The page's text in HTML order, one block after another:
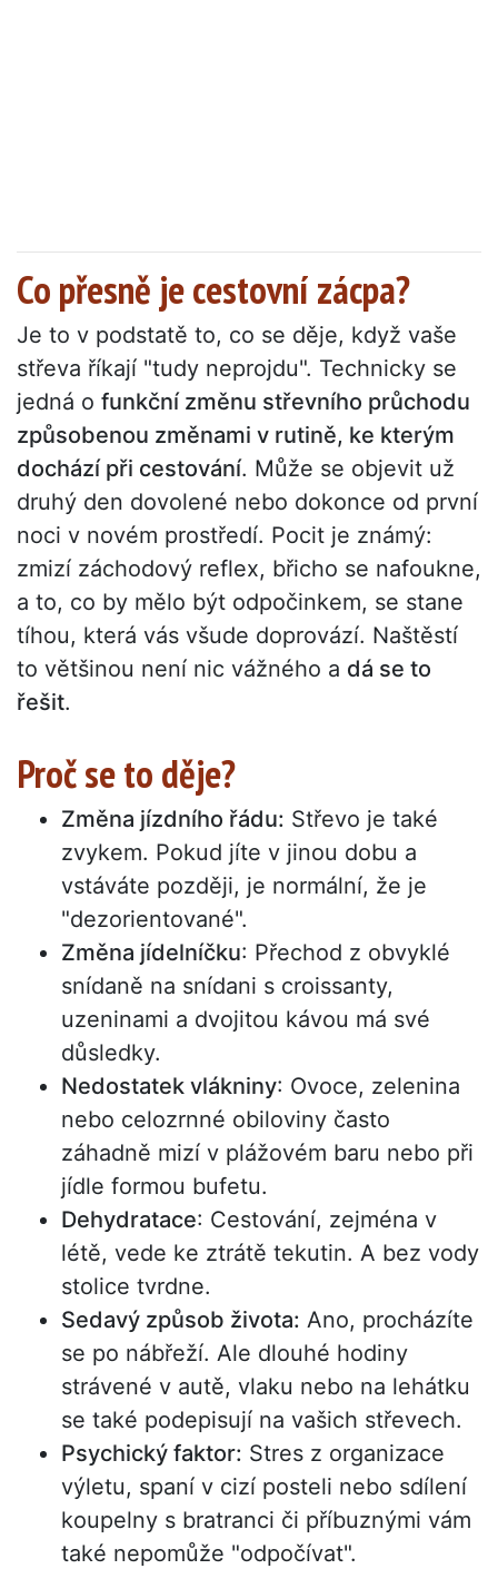
Co přesně je cestovní zácpa?
Je to v podstatě to, co se děje, když vaše
střeva říkají "tudy neprojdu". Technicky se
jedná o funkční změnu střevního průchodu
způsobenou změnami v rutině, ke kterým
dochází při cestování. Může se objevit už
druhý den dovolené nebo dokonce od první
noci v novém prostředí. Pocit je známý:
zmizí záchodový reflex, břicho se nafoukne,
a to, co by mělo být odpočinkem, se stane
tíhou, která vás všude doprovází. Naštěstí
to většinou není nic vážného a dá se to
řešit.
Proč se to děje?
Změna jízdního řádu: Střevo je také
zvykem. Pokud jíte v jinou dobu a
vstáváte později, je normální, že je
"dezorientované".
Změna jídelníčku: Přechod z obvyklé
snídaně na snídani s croissanty,
uzeninami a dvojitou kávou má své
důsledky.
Nedostatek vlákniny: Ovoce, zelenina
nebo celozrnné obiloviny často
záhadně mizí v plážovém baru nebo při
jídle formou bufetu.
Dehydratace: Cestování, zejména v
létě, vede ke ztrátě tekutin. A bez vody
stolice tvrdne.
Sedavý způsob života: Ano, procházíte
se po nábřeží. Ale dlouhé hodiny
strávené v autě, vlaku nebo na lehátku
se také podepisují na vašich střevech.
Psychický faktor: Stres z organizace
výletu, spaní v cizí posteli nebo sdílení
koupelny s bratranci či příbuznými vám
také nepomůže "odpočívat".